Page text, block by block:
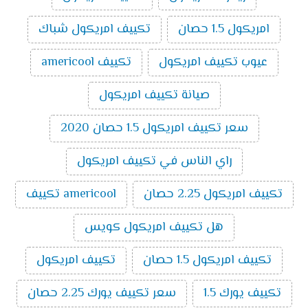
حصان بارد ساخن10000
سعر تكييف ميديا اسبليت ارضي سقفي 3 حصان
بارد ساخن11800
سعر تكييف ميديا اسبليت ارضي سقفي 4 حصان
بارد ساخن16200
بارد ساخن18300
تكييفات ميديا
تُعد تكييفات ميديا من ماركات التكييف المتميزة التي تتوفر
بالأسواق ومن أهم مميزاتها سعرها المناسب ومن أهم ما
يميز تكييفات ميديا الآتي:
الذكاء الصناعي:تُعتبر تكييفات ميديا من أفضل
ماركات التكييف الذكية حيث أن بعض الموديلات التي
تصدر منه تمتلك إمكانية الاتصال بالواي فاي والتي
تسمح بالتحكم فيه من خارج المنزل.
خاصية البلازما: تنقي هذه الخاصية الموجودة في عدد
امريكول 1.5 حصان
تكييف امريكول شباك
عيوب تكييف امريكول
تكييف americool
صيانة تكييف امريكول
سعر تكييف امريكول 1.5 حصان 2020
راي الناس في تكييف امريكول
تكييف امريكول 2.25 حصان
americool تكييف
هل تكييف امريكول كويس
تكييف امريكول 1.5 حصان
تكييف امريكول
تكييف يورك 1.5
سعر تكييف يورك 2.25 حصان